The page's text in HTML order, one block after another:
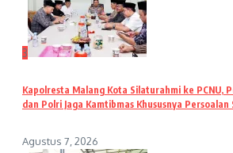
3
Kapolresta Malang Kota Silaturahmi ke PCNU,
dan Polri Jaga Kamtibmas Khususnya Persoalan
Agustus 7, 2026